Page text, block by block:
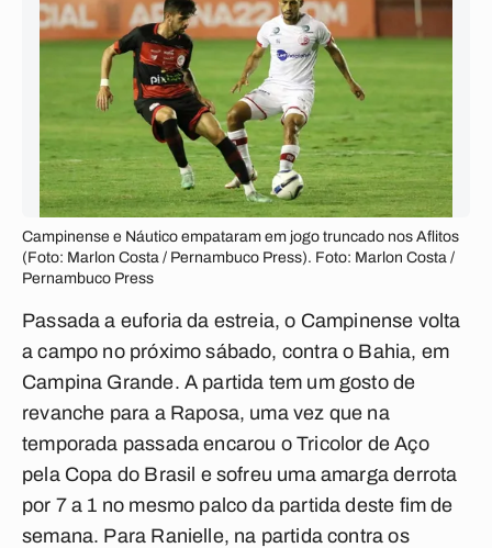
Campinense e Náutico empataram em jogo truncado nos Aflitos
(Foto: Marlon Costa / Pernambuco Press). Foto: Marlon Costa /
Pernambuco Press
Passada a euforia da estreia, o Campinense volta
a campo no próximo sábado, contra o Bahia, em
Campina Grande. A partida tem um gosto de
revanche para a Raposa, uma vez que na
temporada passada encarou o Tricolor de Aço
pela Copa do Brasil e sofreu uma amarga derrota
por 7 a 1 no mesmo palco da partida deste fim de
semana. Para Ranielle, na partida contra os